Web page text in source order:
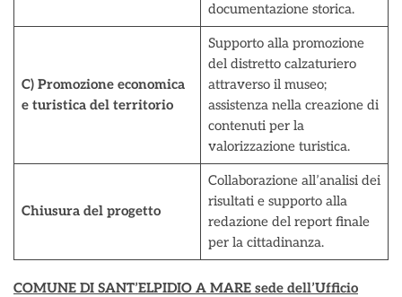
documentazione storica.
C) Promozione economica
e turistica del territorio
Supporto alla promozione
del distretto calzaturiero
attraverso il museo;
assistenza nella creazione di
contenuti per la
valorizzazione turistica.
Chiusura del progetto
Collaborazione all’analisi dei
risultati e supporto alla
redazione del report finale
per la cittadinanza.
COMUNE DI SANT’ELPIDIO A MARE sede dell’Ufficio